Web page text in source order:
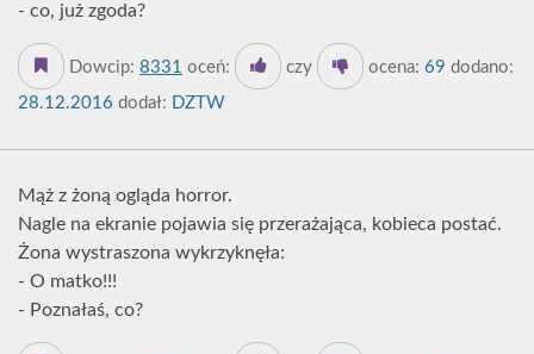
- co, już zgoda?
Dowcip: 8331 oceń: czy ocena: 69 dodano:
28.12.2016 dodał: DZTW
Mąż z żoną ogląda horror.
Nagle na ekranie pojawia się przerażająca, kobieca postać.
Żona wystraszona wykrzyknęła:
- O matko!!!
- Poznałaś, co?